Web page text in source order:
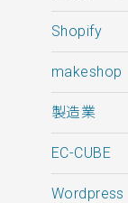
Shopify
makeshop
製造業
EC-CUBE
Wordpress